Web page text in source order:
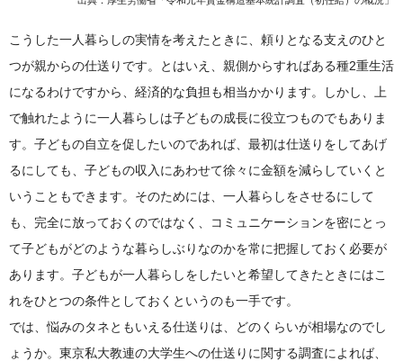
こうした一人暮らしの実情を考えたときに、頼りとなる支えのひと
つが親からの仕送りです。とはいえ、親側からすればある種2重生活
になるわけですから、経済的な負担も相当かかります。しかし、上
で触れたように一人暮らしは子どもの成長に役立つものでもありま
す。子どもの自立を促したいのであれば、最初は仕送りをしてあげ
るにしても、子どもの収入にあわせて徐々に金額を減らしていくと
いうこともできます。そのためには、一人暮らしをさせるにして
も、完全に放っておくのではなく、コミュニケーションを密にとっ
て子どもがどのような暮らしぶりなのかを常に把握しておく必要が
あります。子どもが一人暮らしをしたいと希望してきたときにはこ
れをひとつの条件としておくというのも一手です。
では、悩みのタネともいえる仕送りは、どのくらいが相場なのでし
ょうか。東京私大教連の大学生への仕送りに関する調査によれば、